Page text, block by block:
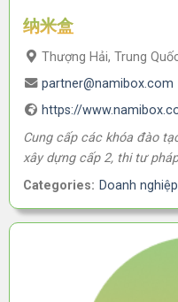
纳米盒
Thượng Hải, Trung
partner@namibox.com
https://
Cung cấp các khóa đào
xây dựng cấp 2, thi tư
Categories: Doanh nghiệp